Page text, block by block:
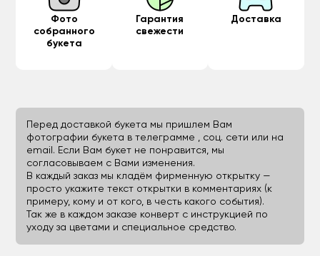
Фото
собранного
букета
Гарантия
свежести
Доставка
Перед доставкой букета мы пришлем Вам
фотографии букета в телеграмме , соц. сети или на
email. Если Вам букет не понравится, мы
согласовываем с Вами изменения.
В каждый заказ мы кладём фирменную открытку —
просто укажите текст открытки в комментариях (к
примеру, кому и от кого, в честь какого события).
Так же в каждом заказе конверт с инструкцией по
уходу за цветами и специальное средство.